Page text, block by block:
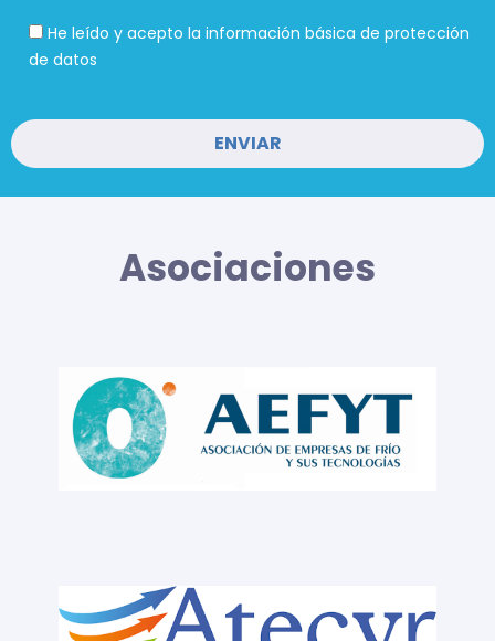
He leído y acepto la información básica de protección
de datos
Asociaciones